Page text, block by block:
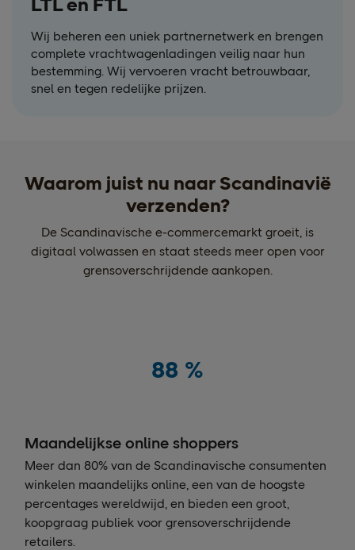
Wij beheren een uniek partnernetwerk en brengen
complete vrachtwagenladingen veilig naar hun
bestemming. Wij vervoeren vracht betrouwbaar,
snel en tegen redelijke prijzen.
Waarom juist nu naar Scandinavië
verzenden?
De Scandinavische e-commercemarkt groeit, is
digitaal volwassen en staat steeds meer open voor
grensoverschrijdende aankopen.
88 %
Maandelijkse online shoppers
Meer dan 80% van de Scandinavische consumenten
winkelen maandelijks online, een van de hoogste
percentages wereldwijd, en bieden een groot,
koopgraag publiek voor grensoverschrijdende
retailers.